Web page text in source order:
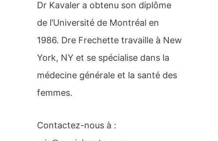
Dr Kavaler a obtenu son diplôme
de l’Université de Montréal en
1986. Dre Frechette travaille à New
York, NY et se spécialise dans la
médecine générale et la santé des
femmes.
Contactez-nous à :